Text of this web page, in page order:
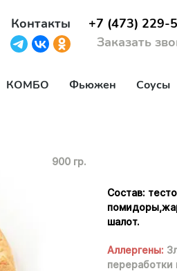
Контакты
+7 (473) 229-
Заказать
КОМБО Фьюжен Соусы
900 гр.
Состав:
шалот.
Аллергены:
переработки